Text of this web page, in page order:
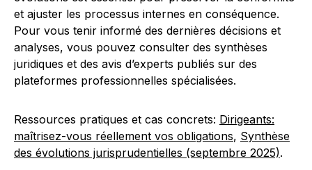
et ajuster les processus internes en conséquence.
Pour vous tenir informé des dernières décisions et
analyses, vous pouvez consulter des synthèses
juridiques et des avis d’experts publiés sur des
plateformes professionnelles spécialisées.
Ressources pratiques et cas concrets: Dirigeants:
maîtrisez-vous réellement vos obligations, Synthèse
des évolutions jurisprudentielles (septembre 2025).